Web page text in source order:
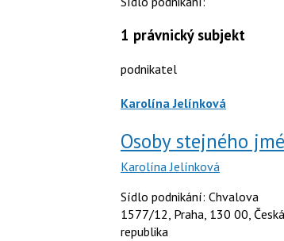
1 právnický subjekt
podnikatel
Karolína Jelínková
Osoby stejného
Karolína Jelínková
Sídlo podnikání: Chvalova
1577/12, Praha, 130 00, Česká
republika